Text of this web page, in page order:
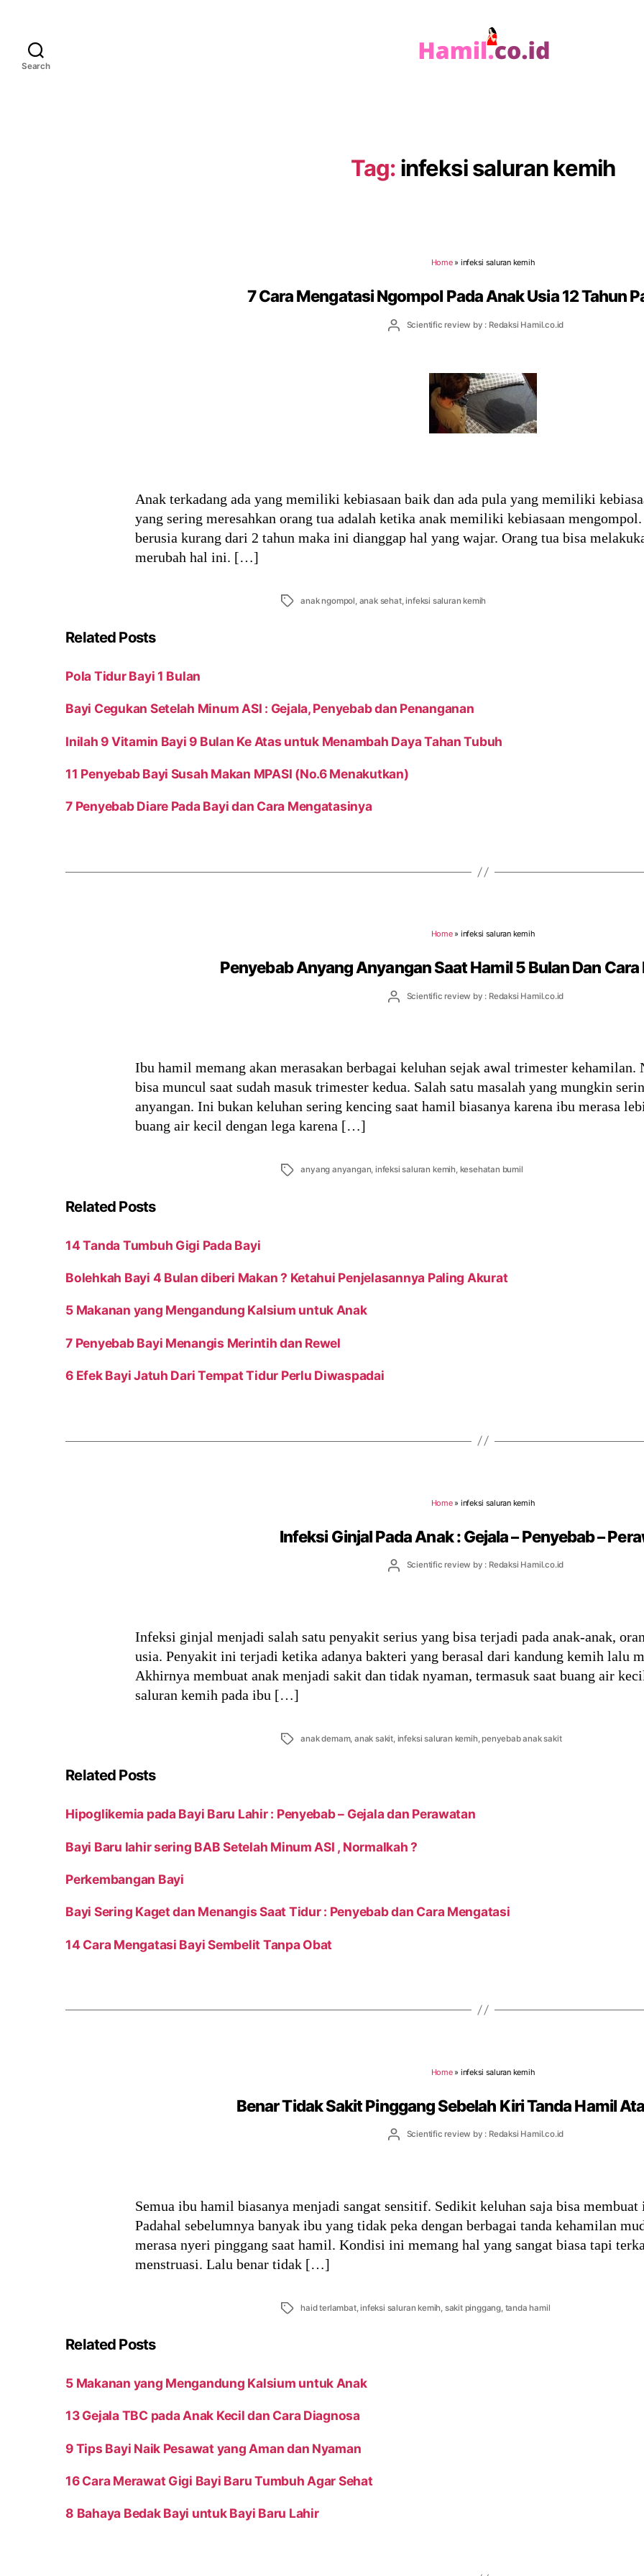
Search
Tag: infeksi saluran kemih
Home» infeksi saluran kemih
7 Cara Mengatasi Ngompol Pada Anak Usia 12 Tahun
PostScientific review by : Redaksi Hamil.co.id
Anak terkadang ada yang memiliki kebiasaan baik dan ada pula yang memiliki
yang sering meresahkan orang tua adalah ketika anak memiliki kebiasaan
berusia kurang dari 2 tahun maka ini dianggap hal yang wajar. Orang tua bisa
merubah hal ini. […]
Tags anak ngompol anak sehat,infeksi saluran kemih
Related Posts
Pola Tidur Bayi 1 Bulan
Bayi Cegukan Setelah Minum ASI : Gejala, Penyebab dan Penanganan
Inilah 9 Vitamin Bayi 9 Bulan Ke Atas untuk Menambah Daya Tahan Tubuh
11 Penyebab Bayi Susah Makan MPASI (No.6 Menakutkan)
7 Penyebab Diare Pada Bayi dan Cara Mengatasinya
Home» infeksi saluran kemih
Penyebab Anyang Anyangan Saat Hamil 5 Bulan Dan
PostScientific review by : Redaksi Hamil.co.id
Ibu hamil memang akan merasakan berbagai keluhan sejak awal trimester kehamilan.
bisa muncul saat sudah masuk trimester kedua. Salah satu masalah yang mungkin
anyangan. Ini bukan keluhan sering kencing saat hamil biasanya karena ibu merasa
buang air kecil dengan lega karena […]
Tags anyang anyangan, infeksi saluran kemih, kesehatan bumil
Related Posts
14 Tanda Tumbuh Gigi Pada Bayi
Bolehkah Bayi 4 Bulan diberi Makan ? Ketahui Penjelasannya Paling Akurat
5 Makanan yang Mengandung Kalsium untuk Anak
7 Penyebab Bayi Menangis Merintih dan Rewel
6 Efek Bayi Jatuh Dari Tempat Tidur Perlu Diwaspadai
Home» infeksi saluran kemih
Infeksi Ginjal Pada Anak : Gejala – Penyebab –
PostScientific review by : Redaksi Hamil.co.id
Infeksi ginjal menjadi salah satu penyakit serius yang bisa terjadi pada anak-anak,
usia. Penyakit ini terjadi ketika adanya bakteri yang berasal dari kandung kemih lalu
Akhirnya membuat anak menjadi sakit dan tidak nyaman, termasuk saat buang air
saluran kemih pada ibu […]
Tags anak demam,anak sakit, infeksi saluran kemih,penyebab anak sakit
Related Posts
Hipoglikemia pada Bayi Baru Lahir : Penyebab – Gejala dan Perawatan
Bayi Baru lahir sering BAB Setelah Minum ASI , Normalkah ?
Perkembangan Bayi
Bayi Sering Kaget dan Menangis Saat Tidur : Penyebab dan Cara Mengatasi
14 Cara Mengatasi Bayi Sembelit Tanpa Obat
Home» infeksi saluran kemih
Benar Tidak Sakit Pinggang Sebelah Kiri Tanda Hamil
PostScientific review by : Redaksi Hamil.co.id
Semua ibu hamil biasanya menjadi sangat sensitif. Sedikit keluhan saja bisa
Padahal sebelumnya banyak ibu yang tidak peka dengan berbagai tanda kehamilan
merasa nyeri pinggang saat hamil. Kondisi ini memang hal yang sangat biasa tapi
menstruasi. Lalu benar tidak […]
Tags haid terlambat,infeksi saluran kemih sakit pinggang tanda hamil
Related Posts
5 Makanan yang Mengandung Kalsium untuk Anak
13 Gejala TBC pada Anak Kecil dan Cara Diagnosa
9 Tips Bayi Naik Pesawat yang Aman dan Nyaman
16 Cara Merawat Gigi Bayi Baru Tumbuh Agar Sehat
8 Bahaya Bedak Bayi untuk Bayi Baru Lahir